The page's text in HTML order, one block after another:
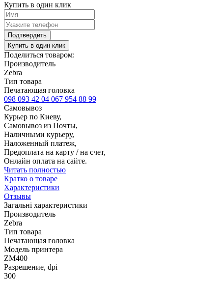
Купить в один клик
Подтвердить
Купить в один клик
Поделиться товаром:
Производитель
Zebra
Тип товара
Печатающая головка
098 093 42 04 067 954 88 99
Самовывоз
Курьер по Киеву,
Самовывоз из Почты,
Наличными курьеру,
Наложенный платеж,
Предоплата на карту / на счет,
Онлайн оплата на сайте.
Читать полностью
Кратко о товаре
Характеристики
Отзывы
Загальні характеристики
Производитель
Zebra
Тип товара
Печатающая головка
Модель принтера
ZM400
Разрешение, dpi
300